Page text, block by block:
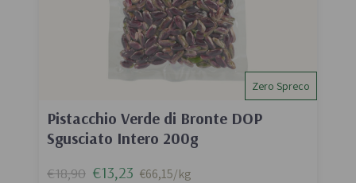
Zero Spreco
Pistacchio Verde di Bronte DOP
Sgusciato Intero 200g
€18,90 €13,23 €66,15/kg